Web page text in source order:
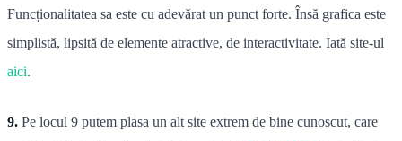
Funcționalitatea sa este cu adevărat un punct forte. Însă grafica este
simplistă, lipsită de elemente atractive, de interactivitate. Iată site-ul
aici.
9. Pe locul 9 putem plasa un alt site extrem de bine cunoscut, care